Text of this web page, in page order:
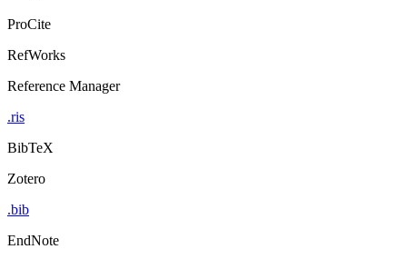
ProCite
RefWorks
Reference Manager
.ris
BibTeX
Zotero
.bib
EndNote